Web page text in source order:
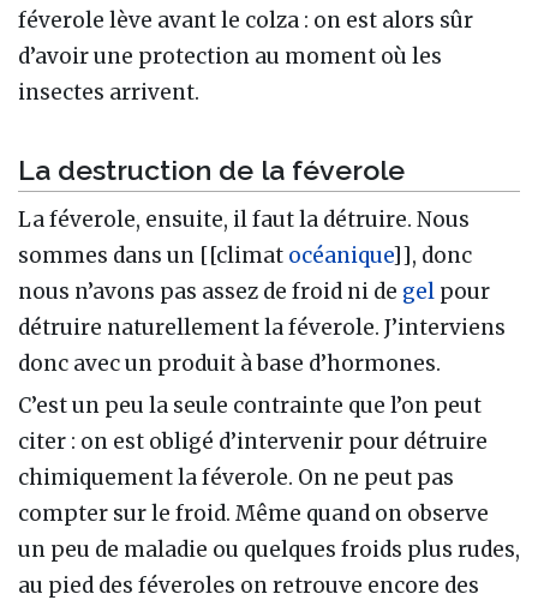
féverole lève avant le colza : on est alors sûr
d’avoir une protection au moment où les
insectes arrivent.
La destruction de la féverole
La féverole, ensuite, il faut la détruire. Nous
sommes dans un [[climat océanique]], donc
nous n’avons pas assez de froid ni de gel pour
détruire naturellement la féverole. J’interviens
donc avec un produit à base d’hormones.
C’est un peu la seule contrainte que l’on peut
citer : on est obligé d’intervenir pour détruire
chimiquement la féverole. On ne peut pas
compter sur le froid. Même quand on observe
un peu de maladie ou quelques froids plus rudes,
au pied des féveroles on retrouve encore des